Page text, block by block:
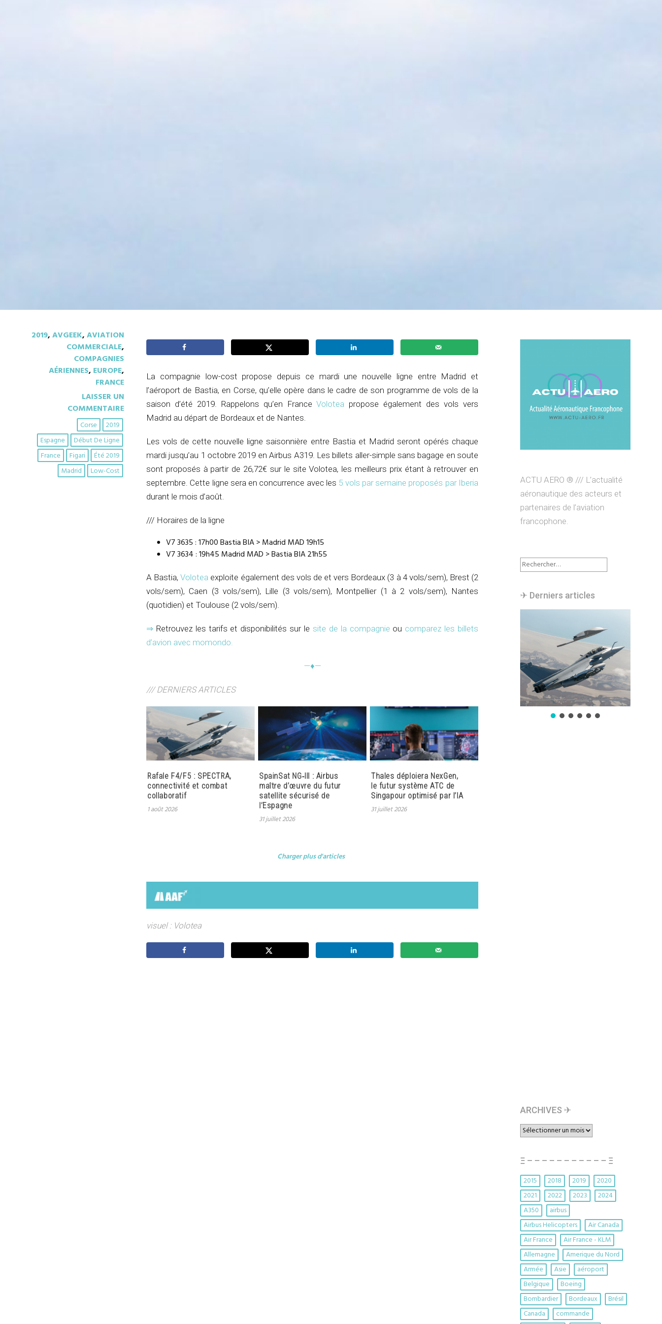
2019,AVGEEK,AVIATION
COMMERCIALE,
COMPAGNIES
AÉRIENNES, EUROPE,
FRANCE
LAISSER UN
COMMENTAIRE
2019
Corse
Début De Ligne
Espagne
Été 2019
Figari
France
Low-Cost
Madrid
La compagnie low-cost propose depuis ce mardi une nouvelle ligne entre Madrid et
l’aéroport de Bastia, en Corse, qu’elle opère dans le cadre de son programme de vols de la
saison d’été 2019. Rappelons qu’en FranceVolotea propose également des vols vers
Madrid au départ de Bordeaux et de Nantes.
Les vols de cette nouvelle ligne saisonnière entre Bastia et Madrid seront opérés chaque
mardi jusqu’au 1 octobre 2019 en Airbus A319. Les billets aller-simple sans bagage en soute
sont proposés à partir de 26,72€ sur le site Volotea, les meilleurs prix étant à retrouver en
septembre. Cette ligne sera en concurrence avec les 5 vols par semaine proposés par Iberia
durant le mois d’août.
/// Horaires de la ligne
V7 3635 : 17h00 Bastia BIA > Madrid MAD 19h15
V7 3634 : 19h45 Madrid MAD > Bastia BIA 21h55
A Bastia,Volotea exploite également des vols de et vers Bordeaux (3 à 4 vols/sem), Brest (2
vols/sem), Caen (3 vols/sem), Lille (3 vols/sem), Montpellier (1 à 2 vols/sem), Nantes
(quotidien) et Toulouse (2 vols/sem).
⇒ Retrouvez les tarifs et disponibilités sur le site de la compagnie ou comparez les billets
d’avion avec momondo.
—♦—
/// DERNIERS ARTICLES
Rafale F4/F5 : SPECTRA,
connectivité et combat
collaboratif
1 août 2026
SpainSat NG‑III : Airbus
maître d’œuvre du futur
satellite sécurisé de
l’Espagne
31 juillet 2026
Thales déploiera NexGen,
le futur système ATC de
Singapour optimisé par l’IA
31 juillet 2026
Charger plus d'articles
visuel : Volotea
ACTU AERO ® /// L’actualité
aéronautique des acteurs et
partenaires de l’aviation
francophone.
Rechercher :
✈︎ Derniers articles
ARCHIVES ✈︎
ARCHIVES
✈︎
Ξ – – – – – – – – – – – Ξ
2015 2018 2019
2020
2021
2022 2023
2024
A350
airbus
Airbus Helicopters
Air Canada
Air France
Air France - KLM
Allemagne
Amerique du Nord
Armée
Asie
aéroport
Belgique
Boeing
Bombardier
Bordeaux
Brésil
Canada
commande